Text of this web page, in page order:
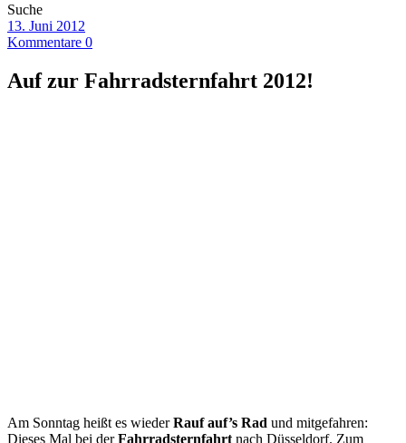
Suche
13. Juni 2012
Kommentare 0
Auf zur Fahrradsternfahrt 2012!
Am Sonntag heißt es wiederRauf auf’s Rad und mitgefahren:
Dieses Mal bei derFahrradsternfahrt nach Düsseldorf. Zum